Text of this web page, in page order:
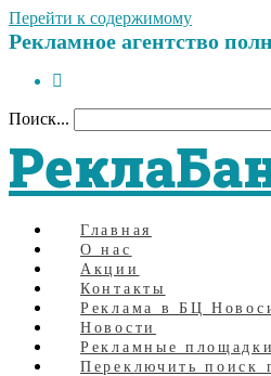
Перейти к содержимому
Рекламное агентство
Поиск...
Главная
О нас
Акции
Контакты
Реклама в БЦ
Новости
Рекламные площадки
Переключить поиск